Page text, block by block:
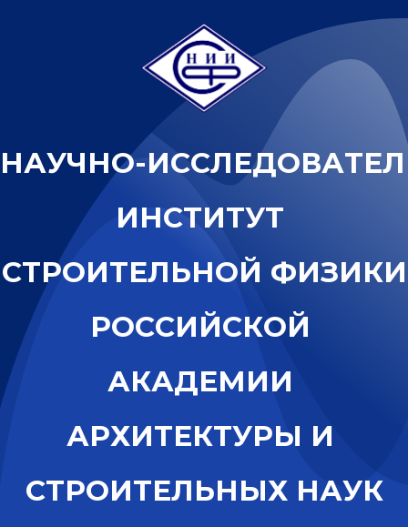
НАУЧНО-ИССЛЕДОВАТЕЛ
ИНСТИТУТ
СТРОИТЕЛЬНОЙ ФИЗИКИ
РОССИЙСКОЙ
АКАДЕМИИ
АРХИТЕКТУРЫ И
СТРОИТЕЛЬНЫХ НАУК